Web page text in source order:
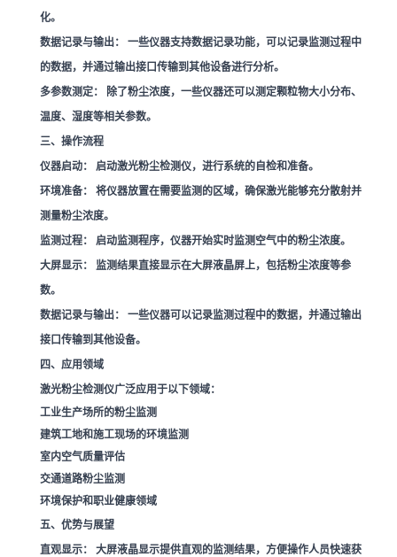
化。
数据记录与输出：
一些仪器支持数据记录功能，可以记录监测过程中
的数据，并通过输出接口传输到其他设备进行分析。
多参数测定：
除了粉尘浓度，一些仪器还可以测定颗粒物大小分布、
温度、湿度等相关参数。
三、操作流程
仪器启动：
启动激光粉尘检测仪，进行系统的自检和准备。
环境准备：
将仪器放置在需要监测的区域，确保激光能够充分散射并
测量粉尘浓度。
监测过程：
启动监测程序，仪器开始实时监测空气中的粉尘浓度。
大屏显示：
监测结果直接显示在大屏液晶屏上，包括粉尘浓度等参
数。
数据记录与输出：
一些仪器可以记录监测过程中的数据，并通过输出
接口传输到其他设备。
四、应用领域
激光粉尘检测仪广泛应用于以下领域：
工业生产场所的粉尘监测
建筑工地和施工现场的环境监测
室内空气质量评估
交通道路粉尘监测
环境保护和职业健康领域
五、优势与展望
直观显示：
大屏液晶显示提供直观的监测结果，方便操作人员快速获